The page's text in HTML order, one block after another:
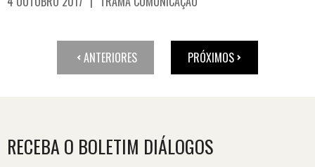
ANTERIORES PRÓXIMOS
RECEBA O BOLETIM DIÁLOGOS